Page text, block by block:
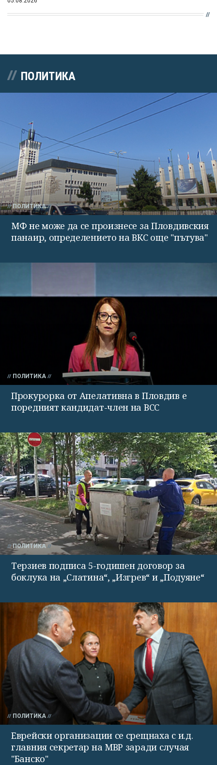
ПОЛИТИКА
ПОЛИТИКА
МФ не може да се произнесе за Пловдивския
панаир, определението на ВКС още "пътува"
ПОЛИТИКА
Прокурорка от Апелативна в Пловдив е
поредният кандидат-член на ВСС
ПОЛИТИКА
Терзиев подписа 5-годишен договор за
боклука на „Слатина“, „Изгрев“ и „Подуяне“
ПОЛИТИКА
Еврейски организации се срещнаха с и.д.
главния секретар на МВР заради случая
"Банско"